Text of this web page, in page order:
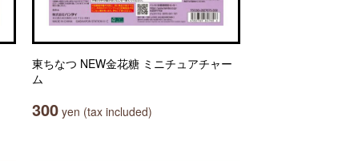
東ちなつ NEW金花糖 ミニチュアチャー
ム
300 yen (tax included)